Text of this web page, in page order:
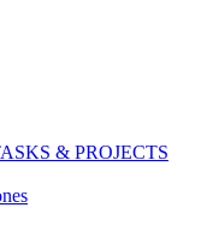
& PROJECTS